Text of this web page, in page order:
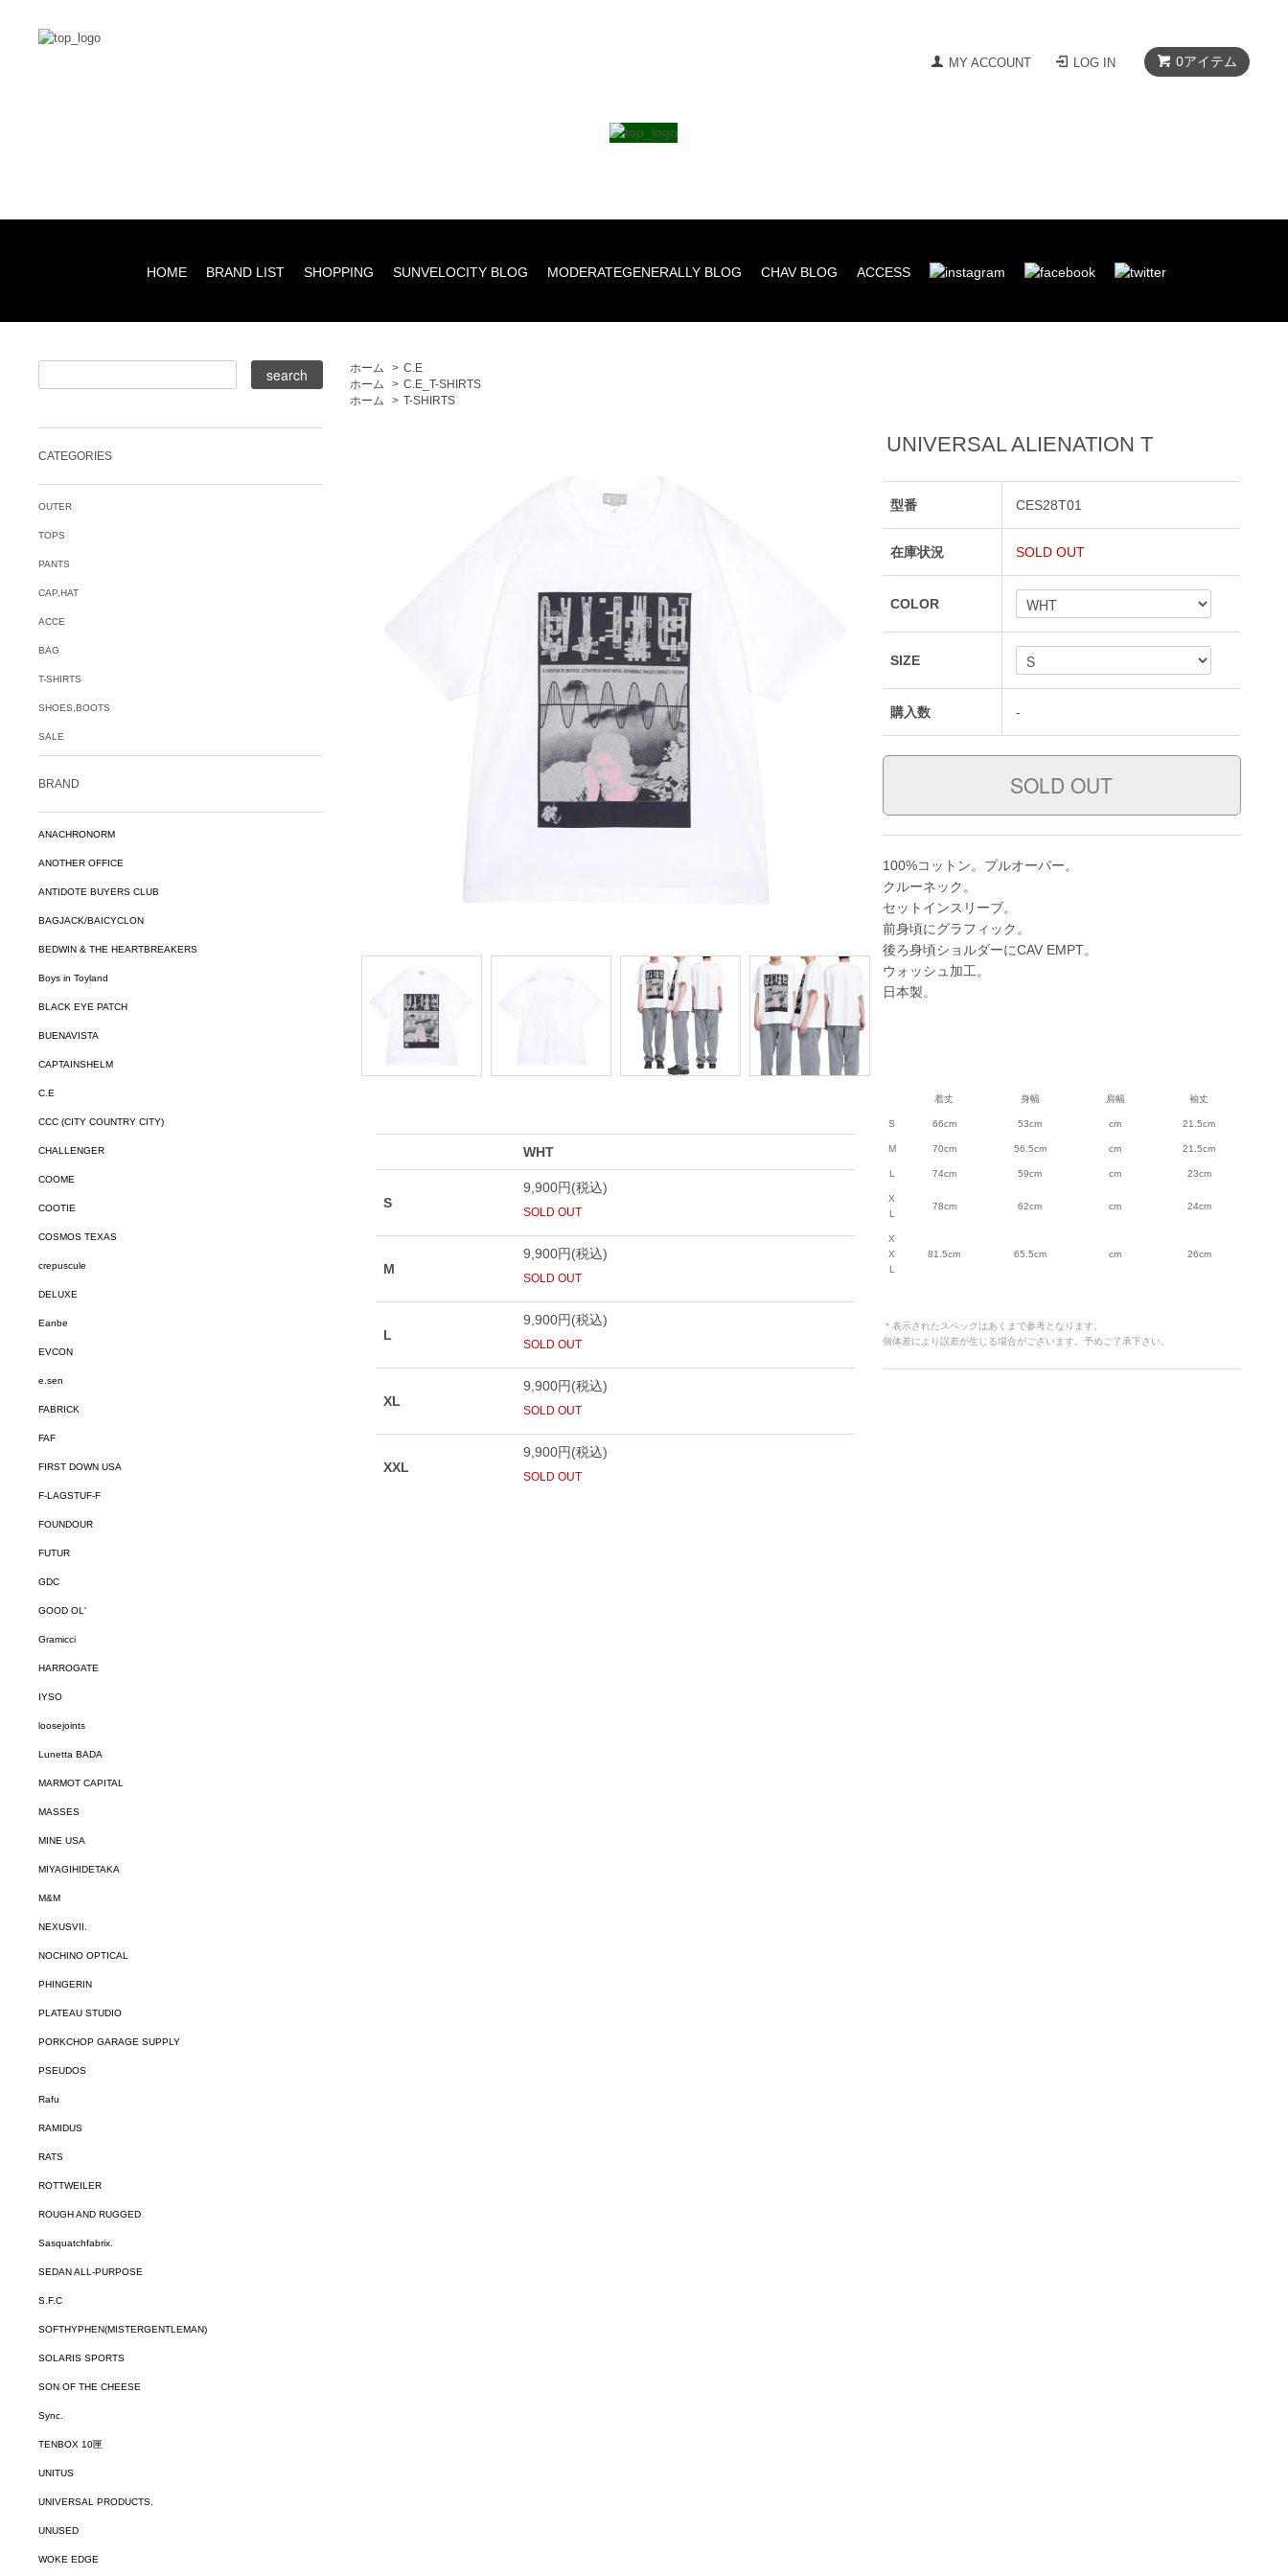
0アイテム
MY ACCOUNT LOG IN
HOME BRAND LIST SHOPPING SUNVELOCITY BLOG MODERATEGENERALLY BLOG CHAV BLOG ACCESS
ホーム > C.E
ホーム
> C.E_T-SHIRTS
ホーム
> T-SHIRTS
UNIVERSAL ALIENATION T
型番 CES28T01
在庫状況 SOLD OUT
COLOR
SIZE
購入数 -
100%コットン。プルオーバー。
クルーネック。
セットインスリーブ。
前身頃にグラフィック。
後ろ身頃ショルダーにCAV EMPT。
ウォッシュ加工。
日本製。
着丈 身幅 肩幅 袖丈
S 66cm 53cm cm 21.5cm
M 70cm 56.5cm cm 21.5cm
L 74cm 59cm cm 23cm
X
L
78cm 62cm cm 24cm
X
X
L
81.5cm 65.5cm cm 26cm
＊表示されたスペックはあくまで参考となります。
個体差により誤差が生じる場合がございます。予めご了承下さい。
CATEGORIES
OUTER
TOPS
PANTS
CAP,HAT
ACCE
BAG
T-SHIRTS
SHOES,BOOTS
SALE
BRAND
ANACHRONORM
ANOTHER OFFICE
ANTIDOTE BUYERS CLUB
BAGJACK/BAICYCLON
BEDWIN & THE HEARTBREAKERS
Boys in Toyland
BLACK EYE PATCH
BUENAVISTA
CAPTAINSHELM
C.E
CCC (CITY COUNTRY CITY)
CHALLENGER
COOME
COOTIE
COSMOS TEXAS
crepuscule
DELUXE
Eanbe
EVCON
e.sen
FABRICK
FAF
FIRST DOWN USA
F-LAGSTUF-F
FOUNDOUR
FUTUR
GDC
GOOD OL'
Gramicci
HARROGATE
IYSO
loosejoints
Lunetta BADA
MARMOT CAPITAL
MASSES
MINE USA
MIYAGIHIDETAKA
M&M
NEXUSVII.
NOCHINO OPTICAL
PHINGERIN
PLATEAU STUDIO
PORKCHOP GARAGE SUPPLY
PSEUDOS
Rafu
RAMIDUS
RATS
ROTTWEILER
ROUGH AND RUGGED
Sasquatchfabrix.
SEDAN ALL-PURPOSE
S.F.C
SOFTHYPHEN(MISTERGENTLEMAN)
SOLARIS SPORTS
SON OF THE CHEESE
Sync.
TENBOX 10匣
UNITUS
UNIVERSAL PRODUCTS.
UNUSED
WOKE EDGE